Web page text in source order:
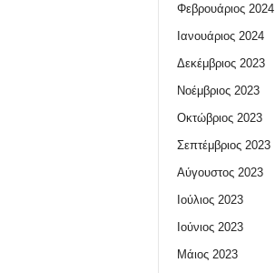
Φεβρουάριος 2024
Ιανουάριος 2024
Δεκέμβριος 2023
Νοέμβριος 2023
Οκτώβριος 2023
Σεπτέμβριος 2023
Αύγουστος 2023
Ιούλιος 2023
Ιούνιος 2023
Μάιος 2023